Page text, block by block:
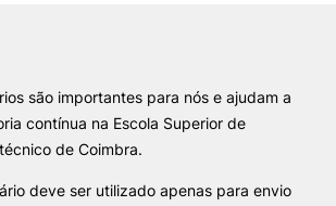
são importantes para nós e ajudam a
contínua na Escola Superior de
de Coimbra.
deve ser utilizado apenas para envio